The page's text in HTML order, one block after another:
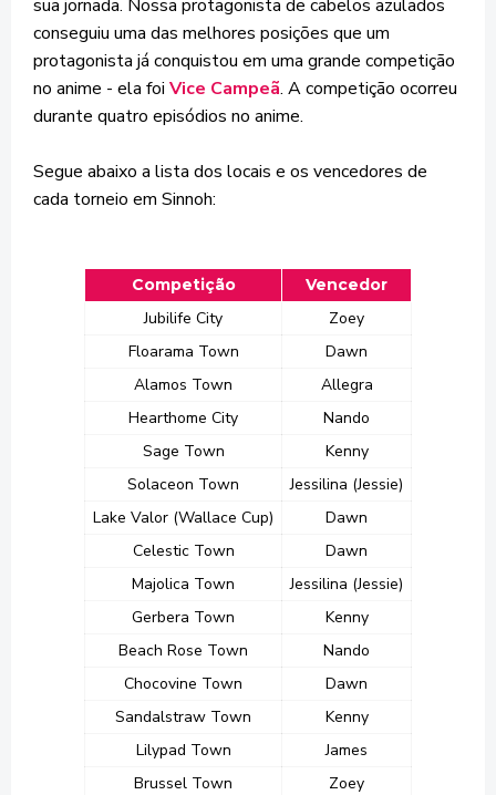
sua jornada. Nossa protagonista de cabelos azulados
conseguiu uma das melhores posições que um
protagonista já conquistou em uma grande competição
no anime - ela foi Vice Campeã. A competição ocorreu
durante quatro episódios no anime.
Segue abaixo a lista dos locais e os vencedores de
cada torneio em Sinnoh:
Competição Vencedor
Jubilife City
Zoey
Floarama Town
Dawn
Alamos Town
Allegra
Hearthome City
Nando
Sage Town
Kenny
Solaceon Town
Jessilina (Jessie)
Lake Valor (Wallace Cup)
Dawn
Celestic Town
Dawn
Majolica Town
Jessilina (Jessie)
Gerbera Town
Kenny
Beach Rose Town
Nando
Chocovine Town
Dawn
Sandalstraw Town
Kenny
Lilypad Town
James
Brussel Town
Zoey